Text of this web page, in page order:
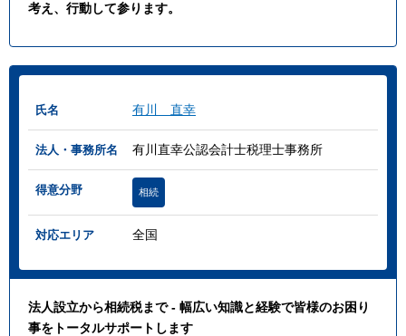
考え、行動して参ります。
氏名 有川 直幸
法人・事務所名 有川直幸公認会計士税理士事務所
得意分野 相続
対応エリア 全国
法人設立から相続税まで - 幅広い知識と経験で皆様のお困り
事をトータルサポートします